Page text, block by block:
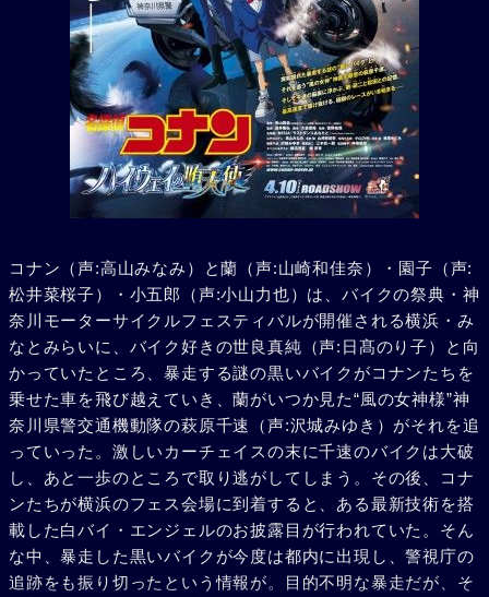
コナン（声:高山みなみ）と蘭（声:山崎和佳奈）・園子（声:
松井菜桜子）・小五郎（声:小山力也）は、バイクの祭典・神
奈川モーターサイクルフェスティバルが開催される横浜・み
なとみらいに、バイク好きの世良真純（声:日髙のり子）と向
かっていたところ、暴走する謎の黒いバイクがコナンたちを
乗せた車を飛び越えていき、蘭がいつか見た“風の女神様”神
奈川県警交通機動隊の萩原千速（声:沢城みゆき）がそれを追
っていった。激しいカーチェイスの末に千速のバイクは大破
し、あと一歩のところで取り逃がしてしまう。その後、コナ
ンたちが横浜のフェス会場に到着すると、ある最新技術を搭
載した白バイ・エンジェルのお披露目が行われていた。そん
な中、暴走した黒いバイクが今度は都内に出現し、警視庁の
追跡をも振り切ったという情報が。目的不明な暴走だが、そ